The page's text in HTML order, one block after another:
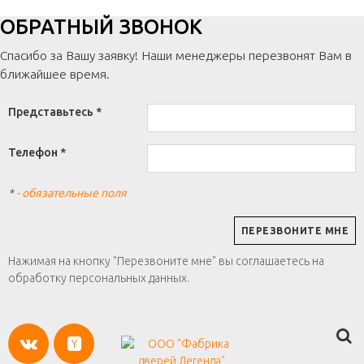
ОБРАТНЫЙ ЗВОНОК
Спасибо за Вашу заявку! Наши менеджеры перезвонят Вам в
ближайшее время.
Представьтесь *
Телефон *
*- обязательные поля
Нажимая на кнопку "Перезвоните мне" вы соглашаетесь на
обработку персональных данных.